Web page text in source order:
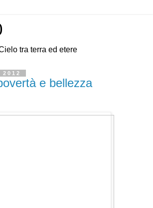
tra terra ed etere
e bellezza